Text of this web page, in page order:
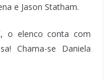
e Jason Statham.
, o elenco conta com
Chama-se Daniela